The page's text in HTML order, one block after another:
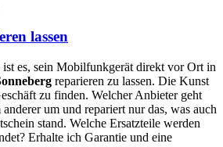
lassen
es, sein Mobilfunkgerät direkt vor Ort in
reparieren zu lassen. Die Kunst
zu finden. Welcher Anbieter geht
um und repariert nur das, was auch
stand. Welche Ersatzteile werden
Erhalte ich Garantie und eine